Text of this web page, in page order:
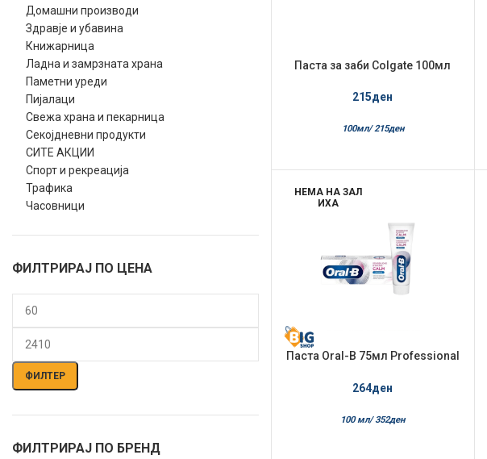
Домашни производи
Здравје и убавина
Книжарница
Ладна и замрзната храна
Паметни уреди
Пијалаци
Свежа храна и пекарница
Секојдневни продукти
СИТЕ АКЦИИ
Спорт и рекреација
Трафика
Часовници
ФИЛТРИРАЈ ПО ЦЕНА
Мин.
цена
Макс.
цена
ФИЛТЕР
ФИЛТРИРАЈ ПО БРЕНД
Паста за заби Colgate 100мл
215ден
100мл/ 215ден
НЕМА НА ЗАЛ
ИХА
Паста Oral-B 75мл Professional
264ден
100 мл/ 352ден